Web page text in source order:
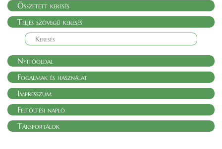
Összetett keresés
Teljes szövegű keresés
Nyitóoldal
Fogalmak és használat
Impresszum
Feltöltési napló
Társportálok